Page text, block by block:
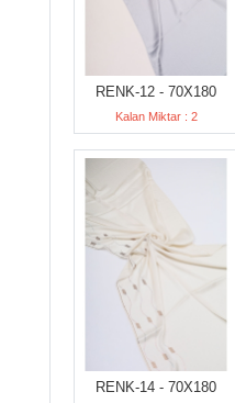
RENK-12 - 70X180
Kalan Miktar : 2
RENK-14 - 70X180